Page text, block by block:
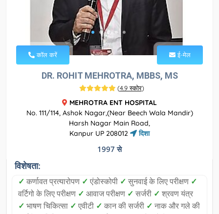
कॉल करें ई-मेल
DR. ROHIT MEHROTRA, MBBS, MS
(4.9 स्कोर)
MEHROTRA ENT HOSPITAL
No. 111/114, Ashok Nagar,(Near Beech Wala Mandir)
Harsh Nagar Main Road,
Kanpur UP 208012
दिशा
1997 से
विशेषता:
✓ कर्णावत प्रत्यारोपण ✓ एंडोस्कोपी ✓ सुनवाई के लिए परीक्षण ✓
वर्टिगो के लिए परीक्षण ✓ आवाज परीक्षण ✓ सर्जरी ✓ श्रवण यंत्र
✓ भाषण चिकित्सा ✓ एवीटी ✓ कान की सर्जरी ✓ नाक और गले की